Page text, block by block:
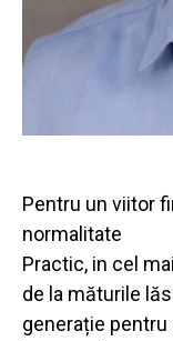
Pentru un viitor
normalitate
Practic, in cel
de la măturile
generație pentru